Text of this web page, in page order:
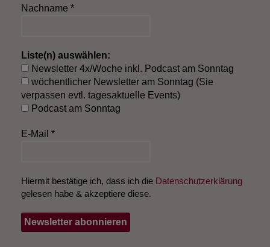
Nachname *
Liste(n) auswählen:
Newsletter 4x/Woche inkl. Podcast am Sonntag
wöchentlicher Newsletter am Sonntag (Sie
verpassen evtl. tagesaktuelle Events)
Podcast am Sonntag
E-Mail *
Hiermit bestätige ich, dass ich die Datenschutzerklärung
gelesen habe & akzeptiere diese.